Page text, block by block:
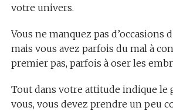
votre univers.
Vous ne manquez pas d’occasions
mais vous avez parfois du mal à
premier pas, parfois à oser les
Tout dans votre attitude indique le
vous, vous devez prendre un peu